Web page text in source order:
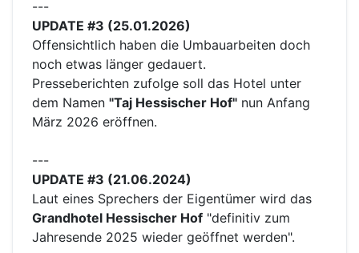
---
UPDATE #3 (25.01.2026)
Offensichtlich haben die Umbauarbeiten doch
noch etwas länger gedauert.
Presseberichten zufolge soll das Hotel unter
dem Namen "Taj Hessischer Hof" nun Anfang
März 2026 eröffnen.
---
UPDATE #3 (21.06.2024)
Laut eines Sprechers der Eigentümer wird das
Grandhotel Hessischer Hof "definitiv zum
Jahresende 2025 wieder geöffnet werden".